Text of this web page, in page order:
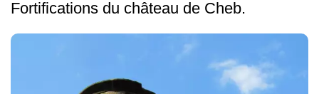
Fortifications du château de Cheb.